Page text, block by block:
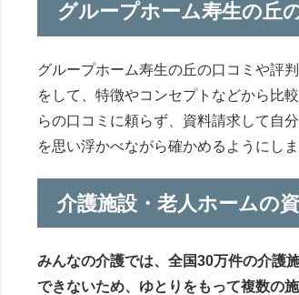
グループホーム寿生の丘
グループホーム寿生の丘の口コミや評
をして、特徴やコンセプトなどから比
らの口コミに頼らず、資料請求して自
を思い浮かべながら確かめるようにしま
介護施設・老人ホームの
みんなの介護では、全国30万件の介護
できないため、ゆとりをもって複数の